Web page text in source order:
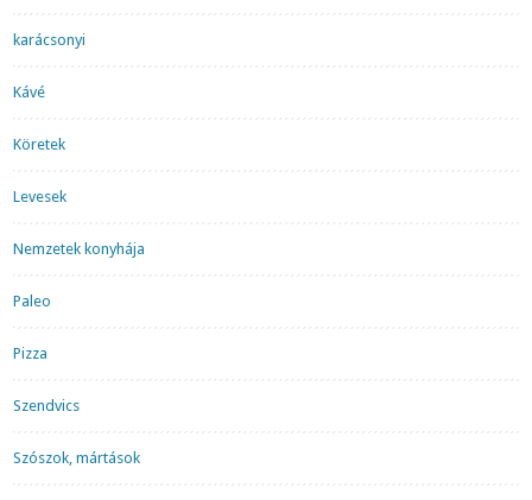
karácsonyi
Kávé
Köretek
Levesek
Nemzetek konyhája
Paleo
Pizza
Szendvics
Szószok, mártások